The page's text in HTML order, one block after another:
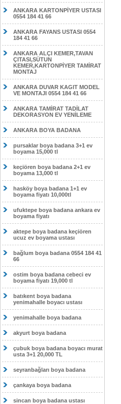
ANKARA KARTONPİYER USTASI
0554 184 41 66
ANKARA FAYANS USTASI 0554
184 41 66
ANKARA ALÇI KEMER,TAVAN
ÇITASI,SÜTUN
KEMER,KARTONPİYER TAMİRAT
MONTAJ
ANKARA DUVAR KAGIT MODEL
VE MONTAJI 0554 184 41 66
ANKARA TAMİRAT TADİLAT
DEKORASYON EV YENİLEME
ANKARA BOYA BADANA
pursaklar boya badana 3+1 ev
boyama 15,000 tl
keçiören boya badana 2+1 ev
boyama 13,000 tl
hasköy boya badana 1+1 ev
boyama fiyatı 10,000tl
ufuktepe boya badana ankara ev
boyama fiyatı
aktepe boya badana keçiören
ucuz ev boyama ustası
bağlum boya badana 0554 184 41
66
ostim boya badana cebeci ev
boyama fiyatı 19,000 tl
batıkent boya badana
yenimahalle boyacı ustası
yenimahalle boya badana
akyurt boya badana
çubuk boya badana boyacı murat
usta 3+1 20,000 TL
seyranbağları boya badana
çankaya boya badana
sincan boya badana ustası